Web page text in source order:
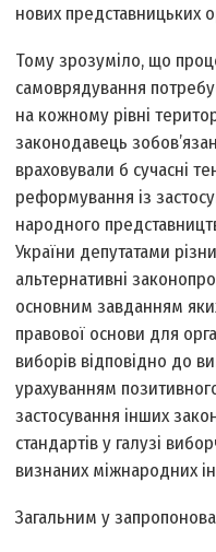
нових представницьких
Тому зрозуміло, що
самоврядування
на кожному рівні
законодавець
враховували б сучасні
реформування із
народного
України депутатами
альтернативні
основним завданням
правової основи для
виборів відповідно до
урахуванням
застосування інших
стандартів у галузі
визнаних міжнародних
Загальним у